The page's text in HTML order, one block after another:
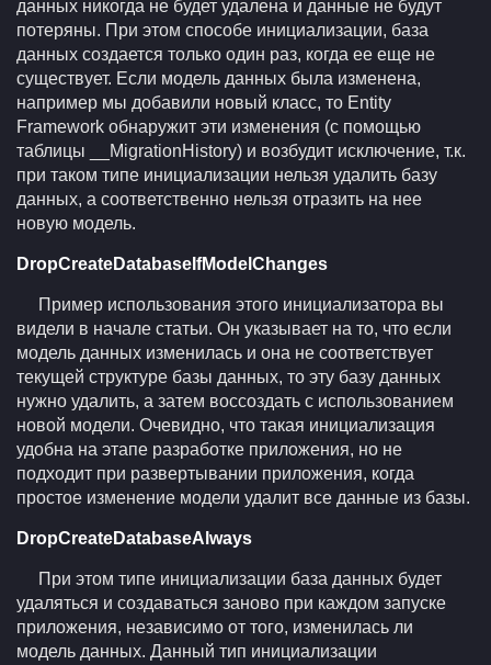
данных никогда не будет удалена и данные не будут
потеряны. При этом способе инициализации, база
данных создается только один раз, когда ее еще не
существует. Если модель данных была изменена,
например мы добавили новый класс, то Entity
Framework обнаружит эти изменения (с помощью
таблицы __MigrationHistory) и возбудит исключение, т.к.
при таком типе инициализации нельзя удалить базу
данных, а соответственно нельзя отразить на нее
новую модель.
DropCreateDatabaseIfModelChanges
Пример использования этого инициализатора вы
видели в начале статьи. Он указывает на то, что если
модель данных изменилась и она не соответствует
текущей структуре базы данных, то эту базу данных
нужно удалить, а затем воссоздать с использованием
новой модели. Очевидно, что такая инициализация
удобна на этапе разработке приложения, но не
подходит при развертывании приложения, когда
простое изменение модели удалит все данные из базы.
DropCreateDatabaseAlways
При этом типе инициализации база данных будет
удаляться и создаваться заново при каждом запуске
приложения, независимо от того, изменилась ли
модель данных. Данный тип инициализации